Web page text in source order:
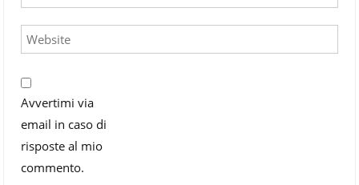
Avvertimi via
email in caso di
risposte al mio
commento.